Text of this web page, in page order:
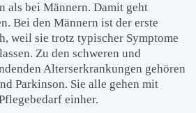
als bei Männern. Damit geht
Bei den Männern ist der erste
weil sie trotz typischer Symptome
Zu den schweren und
Alterserkrankungen gehören
Parkinson. Sie alle gehen mit
einher.